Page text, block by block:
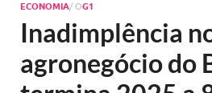
ECONOMIA/ OG1
Inadimplência
agronegócio do